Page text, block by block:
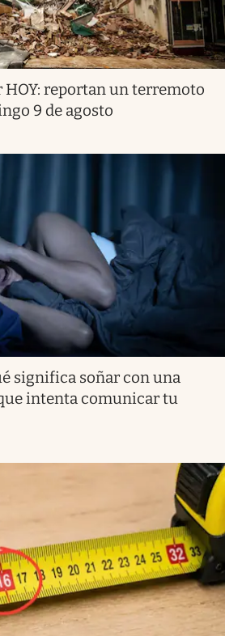
HOY: reportan un terremoto
9 de agosto
significa soñar con una
intenta comunicar tu